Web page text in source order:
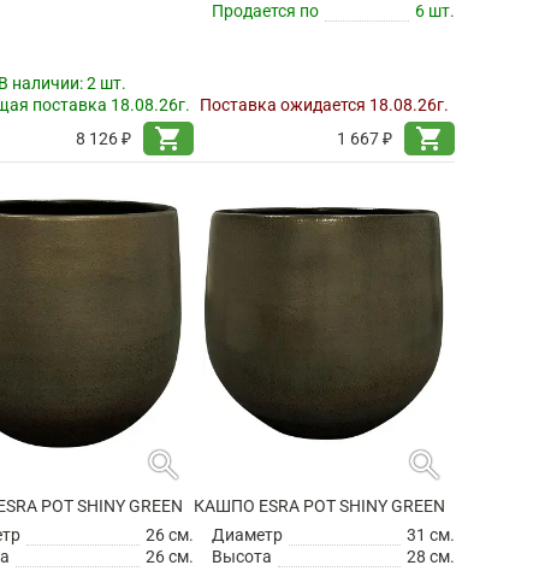
наличии:2 шт.
поставка 18.08.26г.
8 126 ₽
shopping_cart
Продается по
6 шт.
Поставка ожидается 18.08.26г.
1 667 ₽
shopping_cart
search
POT SHINY GREEN
26 см.
26 см.
search
КАШПО ESRA POT SHINY GREEN
Диаметр
31 см.
Высота
28 см.